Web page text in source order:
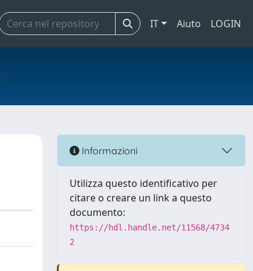
IT Aiuto LOGIN
Informazioni
Utilizza questo identificativo per
citare o creare un link a questo
documento:
https://hdl.handle.net/11568/4734
2